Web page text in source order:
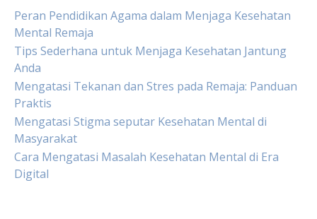
Peran Pendidikan Agama dalam Menjaga Kesehatan
Mental Remaja
Tips Sederhana untuk Menjaga Kesehatan Jantung
Anda
Mengatasi Tekanan dan Stres pada Remaja: Panduan
Praktis
Mengatasi Stigma seputar Kesehatan Mental di
Masyarakat
Cara Mengatasi Masalah Kesehatan Mental di Era
Digital